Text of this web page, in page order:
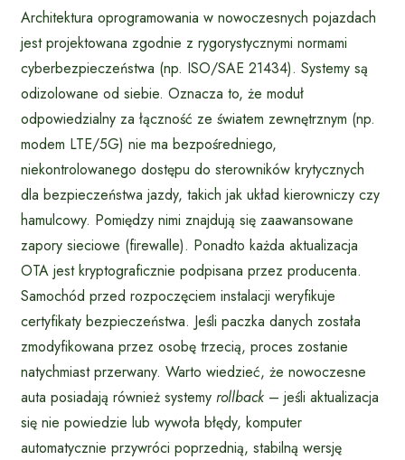
Architektura oprogramowania w nowoczesnych pojazdach
jest projektowana zgodnie z rygorystycznymi normami
cyberbezpieczeństwa (np. ISO/SAE 21434). Systemy są
odizolowane od siebie. Oznacza to, że moduł
odpowiedzialny za łączność ze światem zewnętrznym (np.
modem LTE/5G) nie ma bezpośredniego,
niekontrolowanego dostępu do sterowników krytycznych
dla bezpieczeństwa jazdy, takich jak układ kierowniczy czy
hamulcowy. Pomiędzy nimi znajdują się zaawansowane
zapory sieciowe (firewalle). Ponadto każda aktualizacja
OTA jest kryptograficznie podpisana przez producenta.
Samochód przed rozpoczęciem instalacji weryfikuje
certyfikaty bezpieczeństwa. Jeśli paczka danych została
zmodyfikowana przez osobę trzecią, proces zostanie
natychmiast przerwany. Warto wiedzieć, że nowoczesne
auta posiadają również systemy rollback – jeśli aktualizacja
się nie powiedzie lub wywoła błędy, komputer
automatycznie przywróci poprzednią, stabilną wersję